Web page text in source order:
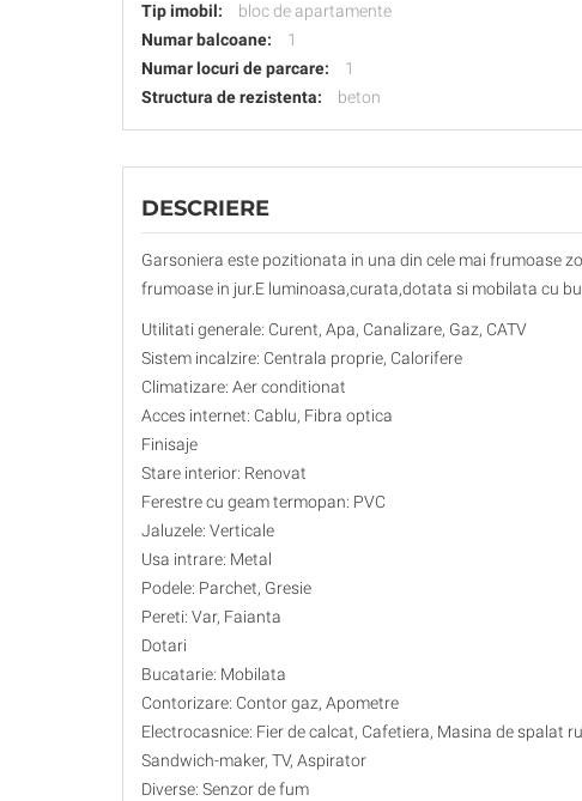
Tip imobil:
bloc de apartamente
Numar balcoane:
1
Numar locuri de parcare:
1
Structura de rezistenta:
beton
DESCRIERE
Garsoniera este pozitionata in una din cele mai frumoase
frumoase in jur.E luminoasa,curata,dotata si mobilata cu
Utilitati generale: Curent, Apa, Canalizare, Gaz, CATV
Sistem incalzire: Centrala proprie, Calorifere
Climatizare: Aer conditionat
Acces internet: Cablu, Fibra optica
Finisaje
Stare interior: Renovat
Ferestre cu geam termopan: PVC
Jaluzele: Verticale
Usa intrare: Metal
Podele: Parchet, Gresie
Pereti: Var, Faianta
Dotari
Bucatarie: Mobilata
Contorizare: Contor gaz, Apometre
Electrocasnice: Fier de calcat, Cafetiera, Masina de spalat
Sandwich-maker, TV, Aspirator
Diverse: Senzor de fum